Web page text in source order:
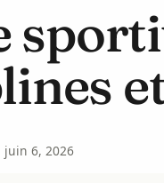
juin 6, 2026